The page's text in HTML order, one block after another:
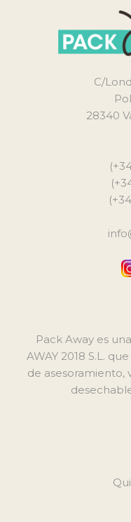
C/
28340
Pack Away es
AWAY 2018 S.L.
de asesoramiento,